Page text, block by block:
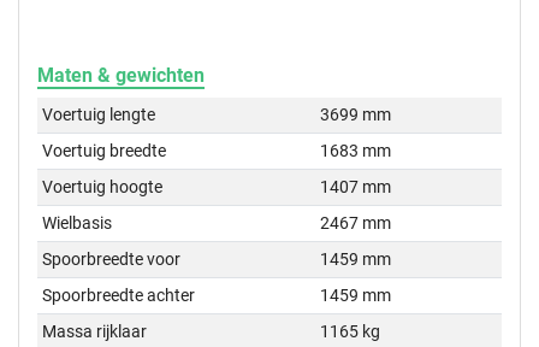
Maten & gewichten
Voertuig lengte
3699 mm
Voertuig breedte
1683 mm
Voertuig hoogte
1407 mm
Wielbasis
2467 mm
Spoorbreedte voor
1459 mm
Spoorbreedte achter
1459 mm
Massa rijklaar
1165 kg